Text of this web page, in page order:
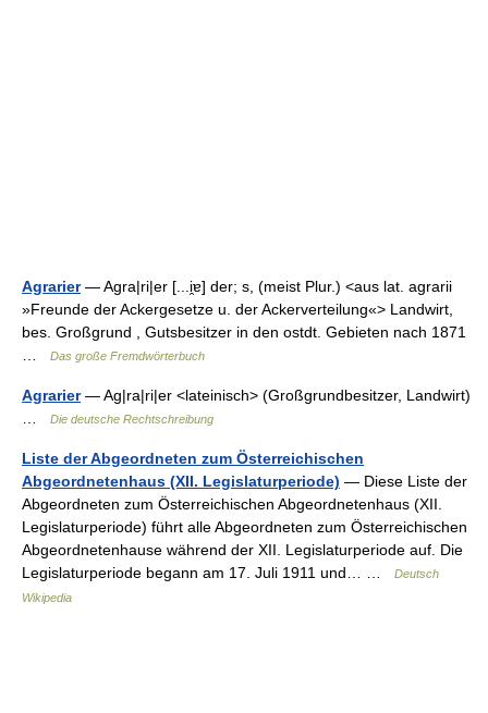
Agrarier— Agra|ri|er [...i̯ɐ] der; s, (meist Plur.) <aus lat. agrarii
»Freunde der Ackergesetze u. der Ackerverteilung«> Landwirt,
bes. Großgrund , Gutsbesitzer in den ostdt. Gebieten nach 1871
Das große Fremdwörterbuch
Agrarier— Ag|ra|ri|er <lateinisch> (Großgrundbesitzer, Landwirt)
Die deutsche Rechtschreibung
Liste der Abgeordneten zum Österreichischen
Abgeordnetenhaus (XII. Legislaturperiode) — Diese Liste der
Abgeordneten zum Österreichischen Abgeordnetenhaus (XII.
Legislaturperiode) führt alle Abgeordneten zum Österreichischen
Abgeordnetenhause während der XII. Legislaturperiode auf. Die
Legislaturperiode begann am 17. Juli 1911 und… …
Deutsch
Wikipedia